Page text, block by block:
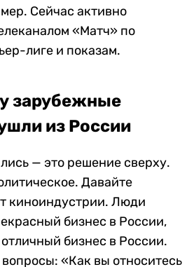
Сейчас активно
«Матч» по
лиге и показам.
зарубежные
из России
— это решение сверху.
Давайте
киноиндустрии. Люди
бизнес в России,
бизнес в России.
«Как вы относитесь